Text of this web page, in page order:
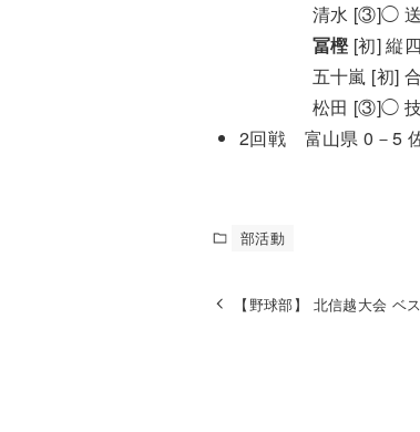
清水 [③]◯ 送り
冨樫[初] 縦
五十嵐 [初] 合
松田 [③]◯ 技あ
2回戦 富山県 0－5
部活動
【野球部】 北信越大会 ベ